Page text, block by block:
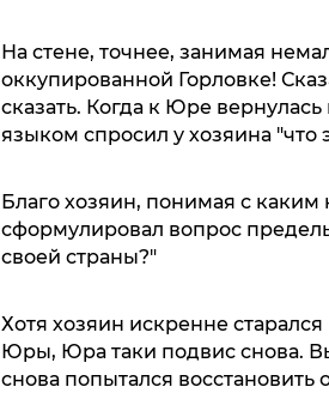
На стене, точнее, занимая
оккупированной Горловке!
сказать. Когда к Юре
языком спросил у хозяина "что
Благо хозяин, понимая с каким
сформулировал вопрос
своей страны?"
Хотя хозяин искренне
Юры, Юра таки подвис снова.
снова попытался